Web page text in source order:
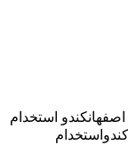
استخدام